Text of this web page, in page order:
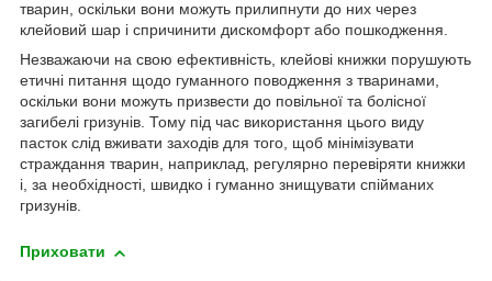
тварин, оскільки вони можуть прилипнути до них через
клейовий шар і спричинити дискомфорт або пошкодження.
Незважаючи на свою ефективність, клейові книжки порушують
етичні питання щодо гуманного поводження з тваринами,
оскільки вони можуть призвести до повільної та болісної
загибелі гризунів. Тому під час використання цього виду
пасток слід вживати заходів для того, щоб мінімізувати
страждання тварин, наприклад, регулярно перевіряти книжки
і, за необхідності, швидко і гуманно знищувати спійманих
гризунів.
Приховати